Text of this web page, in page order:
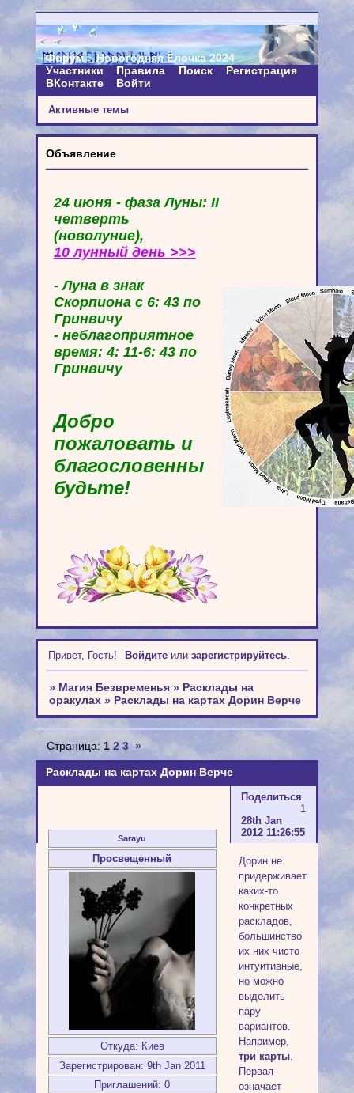
Форум
Новогодняя Ёлочка 2024
Участники
Правила Поиск
Регистрация
ВКонтакте
Войти
Активные темы
Объявление
24 июня - фаза Луны: II
четверть
(новолуние),
10 лунный день >>>
- Луна в знак
Скорпиона с 6: 43 по
Гринвичу
- неблагоприятное
время: 4: 11-6: 43 по
Гринвичу
Добро
пожаловать и
благословенны
будьте!
Привет, Гость! Войдитеили зарегистрируйтесь.
» Магия Безвременья » Расклады на
оракулах » Расклады на картах Дорин Верче
Расклады на картах Дорин Верче
Страница: 1 2 3 »
Поделиться
1
28th Jan
2012 11:26:55
Sarayu
Просвещенный
Откуда: Киев
Зарегистрирован: 9th Jan 2011
Приглашений: 0
Дорин не
придерживается
каких-то
конкретных
раскладов,
большинство
их них чисто
интуитивные,
но можно
выделить
пару
вариантов.
Например,
три карты.
Первая
означает